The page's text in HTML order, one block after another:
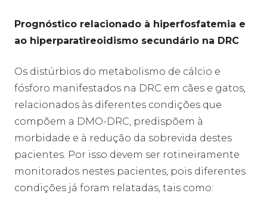
Prognóstico relacionado à hiperfosfatemia e
ao hiperparatireoidismo secundário na DRC
Os distúrbios do metabolismo de cálcio e
fósforo manifestados na DRC em cães e gatos,
relacionados às diferentes condições que
compõem a DMO-DRC, predispõem à
morbidade e à redução da sobrevida destes
pacientes. Por isso devem ser rotineiramente
monitorados nestes pacientes, pois diferentes
condições já foram relatadas, tais como: